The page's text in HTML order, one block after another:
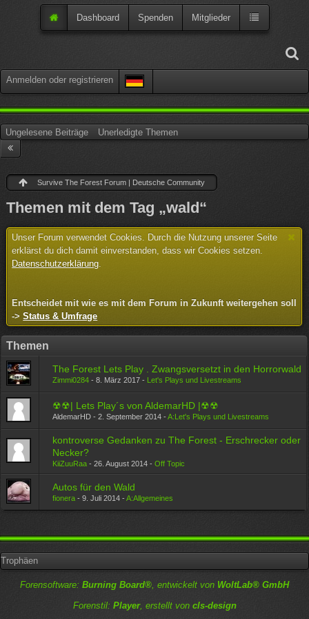
Anmelden oder registrieren
Dashboard Spenden Mitglieder
Ungelesene Beiträge Unerledigte Themen
Survive The Forest Forum | Deutsche Community
Themen mit dem Tag „wald“
Unser Forum verwendet Cookies. Durch die Nutzung unserer Seite
erklärst du dich damit einverstanden, dass wir Cookies setzen.
Datenschutzerklärung.
Entscheidet mit wie es mit dem Forum in Zukunft weitergehen soll
->Status & Umfrage
Themen
The Forest Lets Play . Zwangsversetzt in den Horrorwald
Zimmi0284 -8. März 2017 - Let's Plays und Livestreams
☢☢| Lets Play´s von AldemarHD |☢☢
AldemarHD -2. September 2014 -A:Let's Plays und Livestreams
kontroverse Gedanken zu The Forest - Erschrecker oder
Necker?
KiiZuuRaa -26. August 2014 -Off Topic
Autos für den Wald
fionera -9. Juli 2014 -A:Allgemeines
Trophäen
Forensoftware: Burning Board®, entwickelt von WoltLab® GmbH
Forenstil: Player, erstellt von cls-design